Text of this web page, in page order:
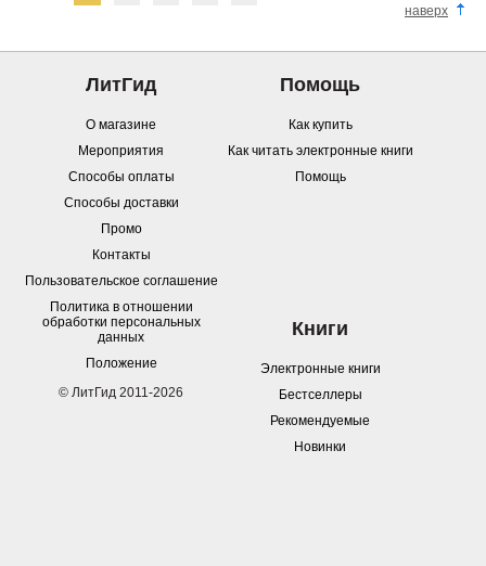
наверх
ЛитГид
О магазине
Мероприятия
Способы оплаты
Способы доставки
Промо
Контакты
Пользовательское соглашение
Политика в отношении
обработки персональных
данных
Положение
© ЛитГид 2011-2026
Помощь
Как купить
Как читать электронные книги
Помощь
Книги
Электронные книги
Бестселлеры
Рекомендуемые
Новинки